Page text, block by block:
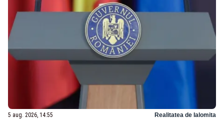
5 aug. 2026, 14:55 Realitatea de Ialomita